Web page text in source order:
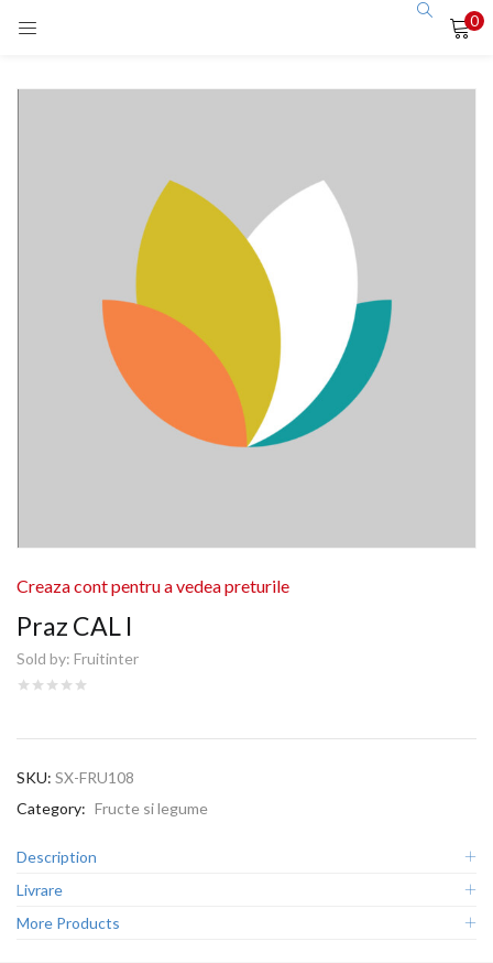
0
Praz CAL I
Sold by: Fruitinter
Creaza cont pentru a vedea preturile
SKU: SX-FRU108
Category: Fructe si legume
Description
Livrare
More Products
Remember me
Lost password?